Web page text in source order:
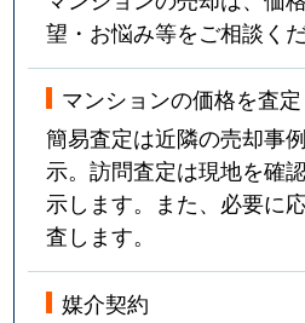
望・お悩み等をご相談くだ
マンションの価格を査定
簡易査定は近隣の売却事
示。訪問査定は現地を確
示します。また、必要に
査します。
媒介契約